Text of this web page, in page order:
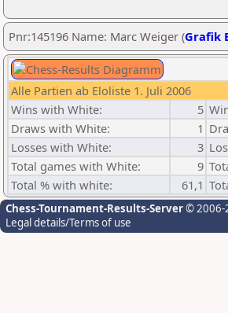
Pnr:145196 Name: Marc Weiger (Grafik
Alle Partien ab Eloliste 1. Juli 2006
Wins with White:
5
Draws with White:
1
Losses with White:
3
Total games with White:
9
Total % with white:
61,1
Chess-Tournament-Results-Server© 2006-
Legal details/Terms of use